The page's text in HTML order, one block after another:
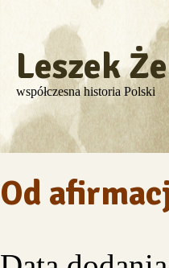
Leszek
współczesna historia Polski
Od